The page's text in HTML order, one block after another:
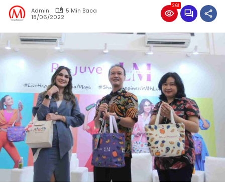
Admin
5 Min Baca
18/06/2022
261